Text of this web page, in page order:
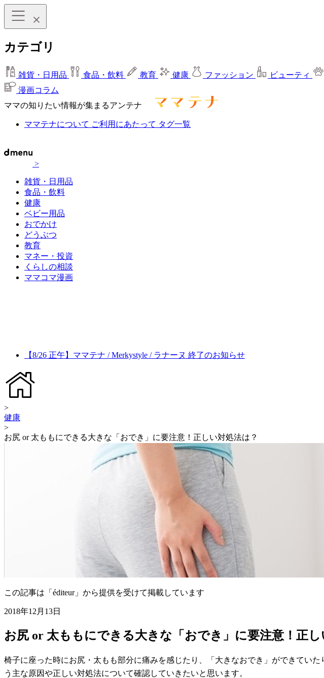
カテゴリ
雑貨・日用品 食品・飲料 教育 健康 ファッション ビューティ
漫画コラム
ママの知りたい情報が集まるアンテナ
ママテナについて ご利用にあたって タグ一覧
>
雑貨・日用品
食品・飲料
健康
ベビー用品
おでかけ
どうぶつ
教育
マネー・投資
くらしの相談
ママコマ漫画
【8/26 正午】ママテナ / Merkystyle / ラナーヌ 終了のお知らせ
>
健康
>
お尻 or 太ももにできる大きな「おでき」に要注意！正しい対処法は？
この記事は「éditeur」から提供を受けて掲載しています
2018年12月13日
お尻 or 太ももにできる大きな「おでき」に要注意！正し
椅子に座った時にお尻・太もも部分に痛みを感じたり、「大きなおでき」ができてい
う主な原因や正しい対処法について確認していきたいと思います。